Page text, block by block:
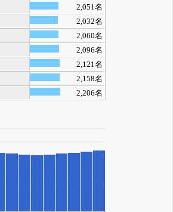
2,051名
2,032名
2,060名
2,096名
2,121名
2,158名
2,206名